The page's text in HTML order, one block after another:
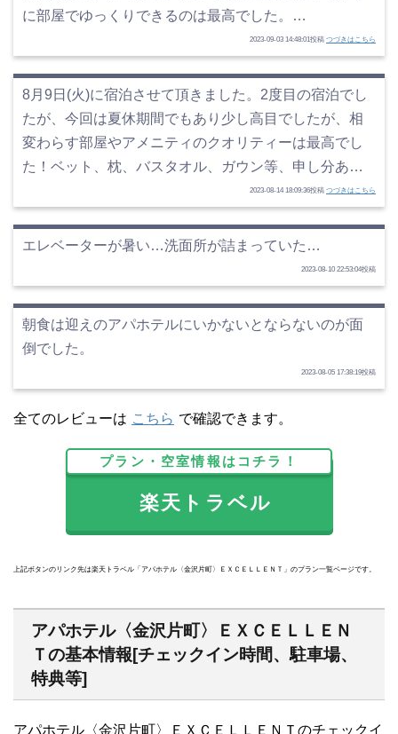
に部屋でゆっくりできるのは最高でした。…
2023-09-03 14:48:01投稿 つづきはこちら
8月9日(火)に宿泊させて頂きました。2度目の宿泊でし
たが、今回は夏休期間でもあり少し高目でしたが、相
変わらす部屋やアメニティのクオリティーは最高でし
た！ベット、枕、バスタオル、ガウン等、申し分あ…
2023-08-14 18:09:36投稿 つづきはこちら
エレベーターが暑い…洗面所が詰まっていた…
2023-08-10 22:53:04投稿
朝食は迎えのアパホテルにいかないとならないのが面
倒でした。
2023-08-05 17:38:19投稿
全てのレビューは こちら で確認できます。
プラン・空室情報はコチラ！
楽天トラベル
上記ボタンのリンク先は楽天トラベル「アパホテル〈金沢片町〉ＥＸＣＥＬＬＥＮＴ」のプラン一覧ページです。
アパホテル〈金沢片町〉ＥＸＣＥＬＬＥＮ
Ｔの基本情報[チェックイン時間、駐車場、
特典等]
アパホテル〈金沢片町〉ＥＸＣＥＬＬＥＮＴのチェックイ